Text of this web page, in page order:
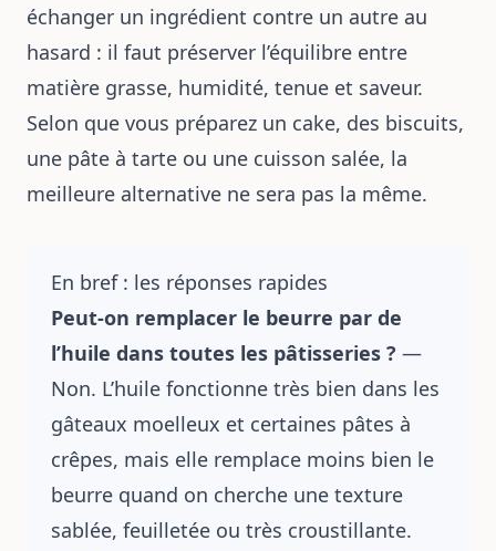
échanger un ingrédient contre un autre au
hasard : il faut préserver l’équilibre entre
matière grasse, humidité, tenue et saveur.
Selon que vous préparez un cake, des biscuits,
une pâte à tarte ou une cuisson salée, la
meilleure alternative ne sera pas la même.
En bref : les réponses rapides
Peut-on remplacer le beurre par de
l’huile dans toutes les pâtisseries ? —
Non. L’huile fonctionne très bien dans les
gâteaux moelleux et certaines pâtes à
crêpes, mais elle remplace moins bien le
beurre quand on cherche une texture
sablée, feuilletée ou très croustillante.